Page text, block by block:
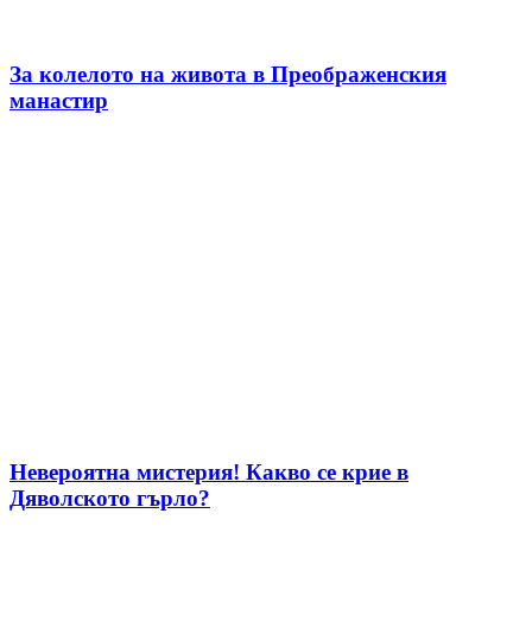
За колелото на живота в Преображенския
манастир
Невероятна мистерия! Какво се крие в
Дяволското гърло?